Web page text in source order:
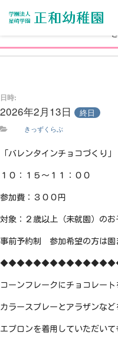
学校法人 星崎学園【正和幼稚園】 HOME
日時:
2026年2月13日 終日
きっずくらぶ
「バレンタインチョコづくり」
１０：１５～１１：００
参加費：３００円
対象：２歳以上（未就園）の
事前予約制 参加希望の方は園
コーンフレークにチョコレー
カラースプレーとアラザンなど
エプロンを着用していただいて